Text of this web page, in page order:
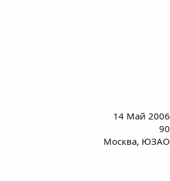
14 Май 2006
90
Москва, ЮЗАО